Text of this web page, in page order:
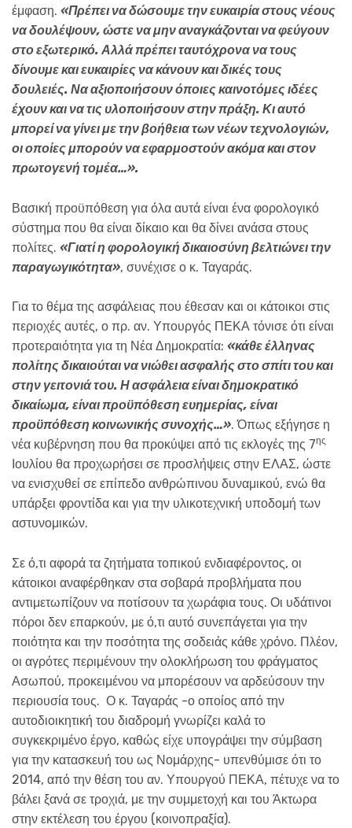
έμφαση. «Πρέπει να δώσουμε την ευκαιρία στους νέους
να δουλέψουν, ώστε να μην αναγκάζονται να φεύγουν
στο εξωτερικό. Αλλά πρέπει ταυτόχρονα να τους
δίνουμε και ευκαιρίες να κάνουν και δικές τους
δουλειές. Να αξιοποιήσουν όποιες καινοτόμες ιδέες
έχουν και να τις υλοποιήσουν στην πράξη. Κι αυτό
μπορεί να γίνει με την βοήθεια των νέων τεχνολογιών,
οι οποίες μπορούν να εφαρμοστούν ακόμα και στον
πρωτογενή τομέα…».
Βασική προϋπόθεση για όλα αυτά είναι ένα φορολογικό
σύστημα που θα είναι δίκαιο και θα δίνει ανάσα στους
πολίτες. «Γιατί η φορολογική δικαιοσύνη βελτιώνει την
παραγωγικότητα», συνέχισε ο κ. Ταγαράς.
Για το θέμα της ασφάλειας που έθεσαν και οι κάτοικοι στις
περιοχές αυτές, ο πρ. αν. Υπουργός ΠΕΚΑ τόνισε ότι είναι
προτεραιότητα για τη Νέα Δημοκρατία: «κάθε έλληνας
πολίτης δικαιούται να νιώθει ασφαλής στο σπίτι του και
στην γειτονιά του. Η ασφάλεια είναι δημοκρατικό
δικαίωμα, είναι προϋπόθεση ευημερίας, είναι
προϋπόθεση κοινωνικής συνοχής…». Όπως εξήγησε η
νέα κυβέρνηση που θα προκύψει από τις εκλογές της 7ης
Ιουλίου θα προχωρήσει σε προσλήψεις στην ΕΛΑΣ, ώστε
να ενισχυθεί σε επίπεδο ανθρώπινου δυναμικού, ενώ θα
υπάρξει φροντίδα και για την υλικοτεχνική υποδομή των
αστυνομικών.
Σε ό,τι αφορά τα ζητήματα τοπικού ενδιαφέροντος, οι
κάτοικοι αναφέρθηκαν στα σοβαρά προβλήματα που
αντιμετωπίζουν να ποτίσουν τα χωράφια τους. Οι υδάτινοι
πόροι δεν επαρκούν, με ό,τι αυτό συνεπάγεται για την
ποιότητα και την ποσότητα της σοδειάς κάθε χρόνο. Πλέον,
οι αγρότες περιμένουν την ολοκλήρωση του φράγματος
Ασωπού, προκειμένου να μπορέσουν να αρδεύσουν την
περιουσία τους. Ο κ. Ταγαράς -ο οποίος από την
αυτοδιοικητική του διαδρομή γνωρίζει καλά το
συγκεκριμένο έργο, καθώς είχε υπογράψει την σύμβαση
για την κατασκευή του ως Νομάρχης- υπενθύμισε ότι το
2014, από την θέση του αν. Υπουργού ΠΕΚΑ, πέτυχε να το
βάλει ξανά σε τροχιά, με την συμμετοχή και του Άκτωρα
στην εκτέλεση του έργου (κοινοπραξία).